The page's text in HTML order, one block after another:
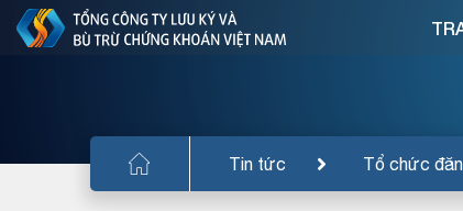
Tin tức Tổ chức